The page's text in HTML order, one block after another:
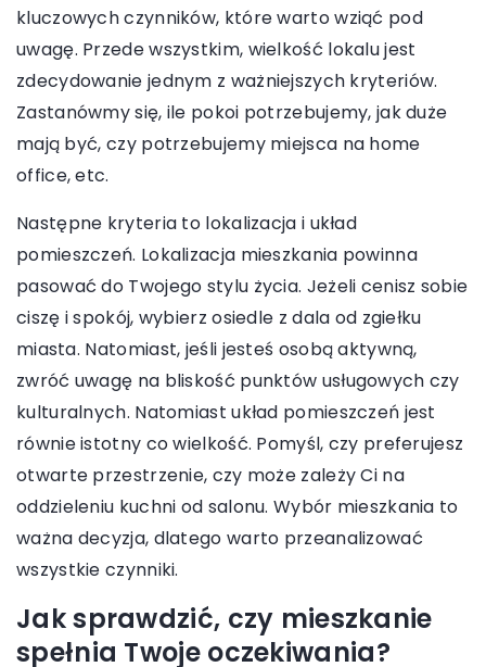
kluczowych czynników, które warto wziąć pod
uwagę. Przede wszystkim, wielkość lokalu jest
zdecydowanie jednym z ważniejszych kryteriów.
Zastanówmy się, ile pokoi potrzebujemy, jak duże
mają być, czy potrzebujemy miejsca na home
office, etc.
Następne kryteria to lokalizacja i układ
pomieszczeń. Lokalizacja mieszkania powinna
pasować do Twojego stylu życia. Jeżeli cenisz sobie
ciszę i spokój, wybierz osiedle z dala od zgiełku
miasta. Natomiast, jeśli jesteś osobą aktywną,
zwróć uwagę na bliskość punktów usługowych czy
kulturalnych. Natomiast układ pomieszczeń jest
równie istotny co wielkość. Pomyśl, czy preferujesz
otwarte przestrzenie, czy może zależy Ci na
oddzieleniu kuchni od salonu. Wybór mieszkania to
ważna decyzja, dlatego warto przeanalizować
wszystkie czynniki.
Jak sprawdzić, czy mieszkanie
spełnia Twoje oczekiwania?